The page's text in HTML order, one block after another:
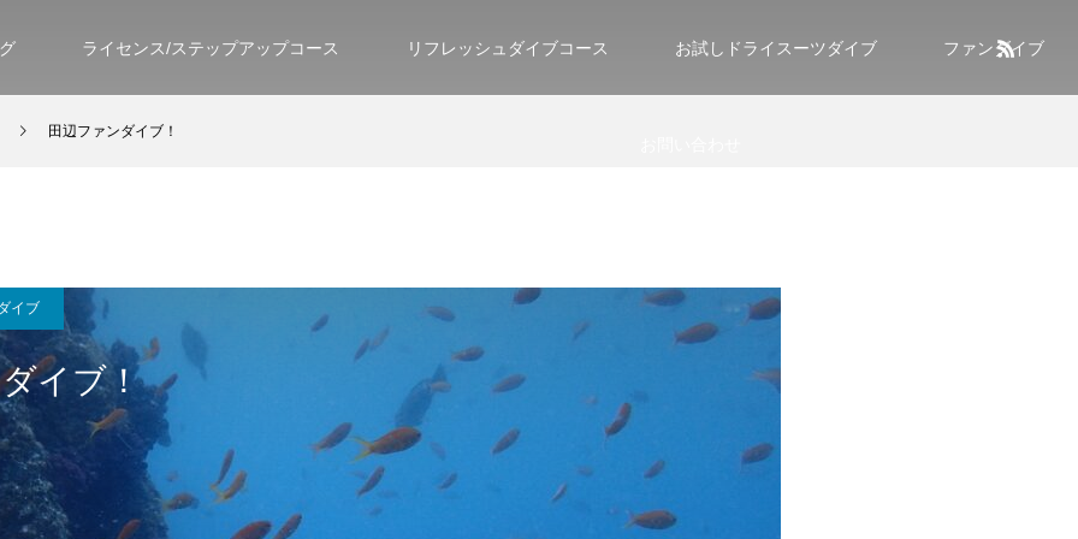
ライセンス/ステップアップコース リフレッシュダイブコース お試しドライスーツダイブ ファンダイブ
田辺ファンダイブ！
イブ
イブ！